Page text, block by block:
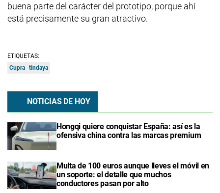
buena parte del carácter del prototipo, porque ahí
está precisamente su gran atractivo.
ETIQUETAS:
Cupra tindaya
NOTICIAS DE HOY
Hongqi quiere conquistar España: así es la
ofensiva china contra las marcas premium
Multa de 100 euros aunque lleves el móvil en
un soporte: el detalle que muchos
conductores pasan por alto